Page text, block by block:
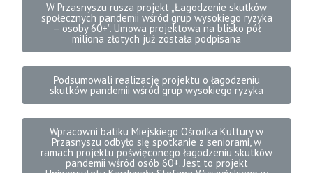
W Przasnyszu rusza projekt „Łagodzenie skutków
społecznych pandemii wśród grup wysokiego ryzyka
– osoby 60+”. Umowa projektowa na blisko pół
miliona złotych już została podpisana
Podsumowali realizację projektu o łagodzeniu
skutków pandemii wśród grup wysokiego ryzyka
Wpracowni batiku Miejskiego Ośrodka Kultury w
Przasnyszu odbyło się spotkanie z seniorami, w
ramach projektu poświęconego łagodzeniu skutków
pandemii wśród osób 60+. Jest to projekt